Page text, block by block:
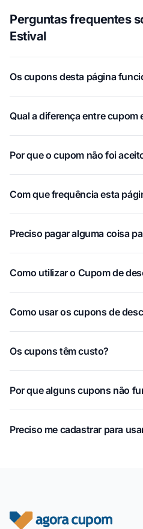
Perguntas frequentes
Estival
Os cupons desta página
Qual a diferença entre cupom
Por que o cupom não foi
Com que frequência esta
Preciso pagar alguma coisa
Como utilizar o Cupom de
Como usar os cupons de
Os cupons têm custo?
Por que alguns cupons não
Preciso me cadastrar para
Rodapé do site